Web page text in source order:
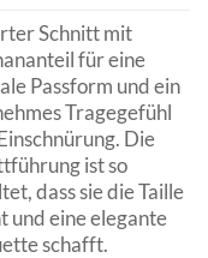
Schnitt mit
für eine
Passform und ein
Tragegefühl
Die
ist so
dass sie die Taille
und eine elegante
schafft.